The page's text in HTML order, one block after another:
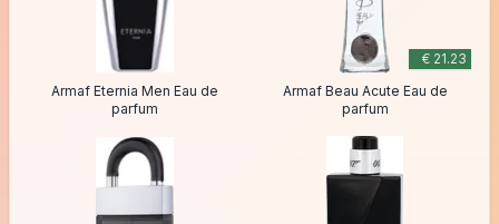
Armaf Eternia Men Eau de
parfum
€ 21.23
Armaf Beau Acute Eau de
parfum